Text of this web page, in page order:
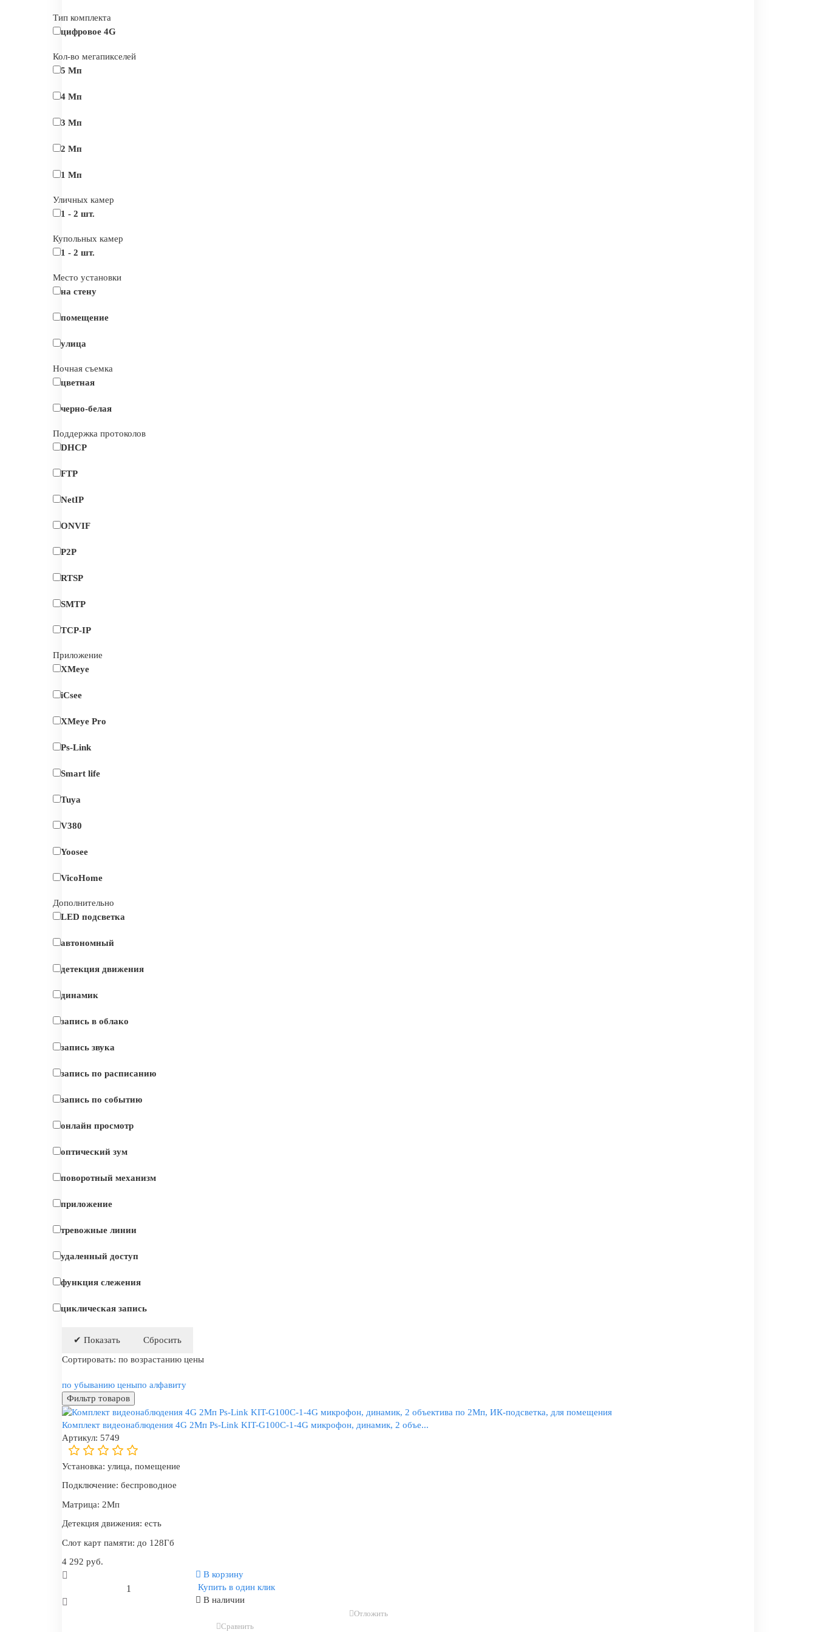
Тип комплекта
цифровое 4G
Кол-во мегапикселей
5 Мп
4 Мп
3 Мп
2 Мп
1 Мп
Уличных камер
1 - 2 шт.
Купольных камер
1 - 2 шт.
Место установки
на стену
помещение
улица
Ночная съемка
цветная
черно-белая
Поддержка протоколов
DHCP
FTP
NetIP
ONVIF
P2P
RTSP
SMTP
TCP-IP
Приложение
XMeye
iCsee
XMeye Pro
Ps-Link
Smart life
Tuya
V380
Yoosee
VicoHome
Дополнительно
LED подсветка
автономный
детекция движения
динамик
запись в облако
запись звука
запись по расписанию
запись по событию
онлайн просмотр
оптический зум
поворотный механизм
приложение
тревожные линии
удаленный доступ
функция слежения
циклическая запись
Сортировать: по возрастанию цены
по убыванию ценыпо алфавиту
Фильтр товаров
Комплект видеонаблюдения 4G 2Мп Ps-Link KIT-G100C-1-4G микрофон, динамик, 2 объе...
Артикул: 5749
Установка: улица, помещение
Подключение: беспроводное
Матрица: 2Мп
Детекция движения: есть
Слот карт памяти: до 128Гб
4 292 руб.
В корзину
Купить в один клик
В наличии
Отложить
Сравнить